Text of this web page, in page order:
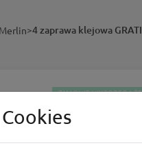
>4 zaprawa klejowa
ZIMOWE
Leroy
4 zaprawa
Cookies